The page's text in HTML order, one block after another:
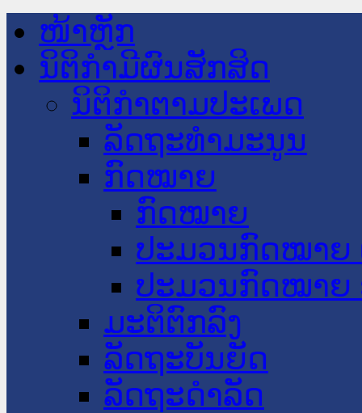
ໜ້າຫຼັກ
ນິຕິກໍາມີຜົນສັກສິດ
ນິຕິກໍາຕາມປະເພດ
ລັດຖະທໍາມະນູນ
ກົດໝາຍ
ກົດໝາຍ
ປະມວນກົດໝາຍ
ປະມວນກົດໝາຍ
ມະຕິຕົກລົງ
ລັດຖະບັນຍັດ
ລັດຖະດໍາລັດ